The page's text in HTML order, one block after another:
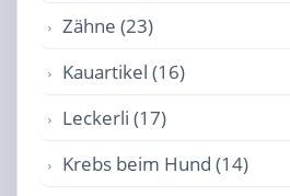
Zähne (23)
Kauartikel (16)
Leckerli (17)
Krebs beim Hund (14)